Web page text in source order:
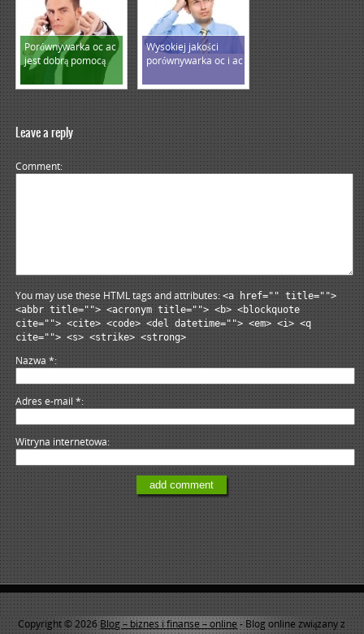
Porównywarka oc ac
jest dobrą pomocą
Wysokiej jakości
porównywarka oc i ac
Leave a reply
Comment
You may use these HTML tags and attributes:<a href="" title="">
<abbr title=""> <acronym title=""> <b> <blockquote
cite=""> <cite> <code> <del datetime=""> <em> <i> <q
cite=""> <s> <strike> <strong>
Nazwa*
Adres e-mail*
Witryna internetowa
Copyright © 2026Blog – biznes i finanse – online- Blog online związany z